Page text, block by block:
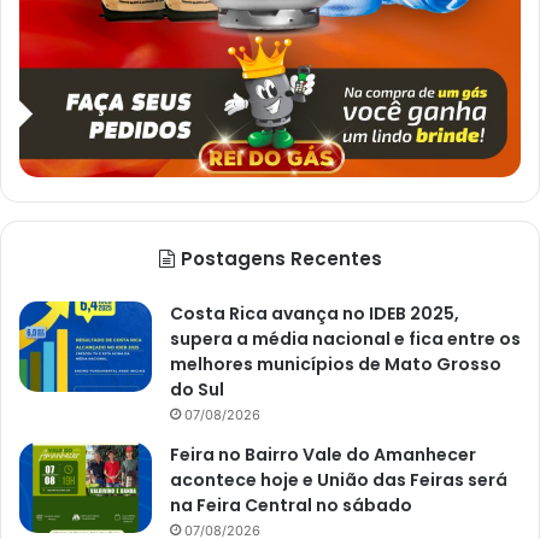
Postagens Recentes
Costa Rica avança no IDEB 2025,
supera a média nacional e fica entre os
melhores municípios de Mato Grosso
do Sul
07/08/2026
Feira no Bairro Vale do Amanhecer
acontece hoje e União das Feiras será
na Feira Central no sábado
07/08/2026